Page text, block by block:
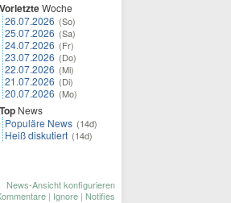
VorletzteWoche
26.07.2026 (So)
25.07.2026 (Sa)
24.07.2026 (Fr)
23.07.2026 (Do)
22.07.2026 (Mi)
21.07.2026 (Di)
20.07.2026 (Mo)
Top News
Populäre News (14d)
Heiß diskutiert (14d)
News-Ansicht konfigurieren
| Ignore | Notifies